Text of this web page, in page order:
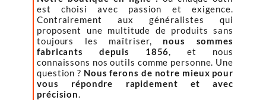
est choisi avec passion et exigence.
Contrairement aux généralistes qui
proposent une multitude de produits sans
toujours les maîtriser, nous sommes
fabricants depuis 1856, et nous
connaissons nos outils comme personne. Une
question ? Nous ferons de notre mieux pour
vous répondre rapidement et avec
précision.